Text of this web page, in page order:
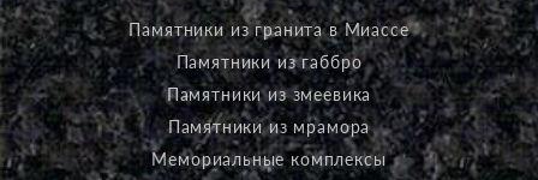
Памятники из гранита в Миассе
Памятники из габбро
Памятники из змеевика
Памятники из мрамора
Мемориальные комплексы